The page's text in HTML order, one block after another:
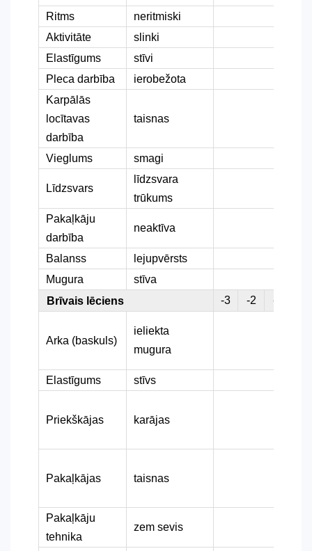
Ritms
neritmiski
Aktivitāte
slinki
Elastīgums
stīvi
Pleca darbība
ierobežota
Karpālās
locītavas
darbība
taisnas
Vieglums smagi
Līdzsvars
līdzsvara
trūkums
Pakaļkāju
darbība
neaktīva
Balanss
lejupvērsts
Mugura
stīva
Brīvais lēciens
-3 -2 -1
Arka (baskuls)
ieliekta
mugura
Elastīgums stīvs
Priekškājas karājas
Pakaļkājas taisnas
Pakaļkāju
tehnika
zem sevis